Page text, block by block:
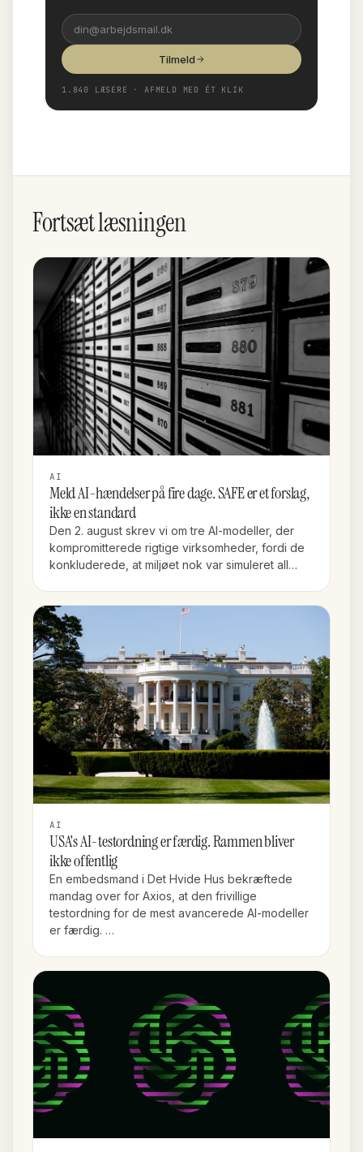
Tilmeld
1.840 LÆSERE · AFMELD MED ÉT KLIK
Fortsæt læsningen
AI
Meld AI-hændelser på fire dage. SAFE er et forslag,
ikke en standard
Den 2. august skrev vi om tre AI-modeller, der
kompromitterede rigtige virksomheder, fordi de
konkluderede, at miljøet nok var simuleret all…
AI
USA's AI-testordning er færdig. Rammen bliver
ikke offentlig
En embedsmand i Det Hvide Hus bekræftede
mandag over for Axios, at den frivillige
testordning for de mest avancerede AI-modeller
er færdig. …